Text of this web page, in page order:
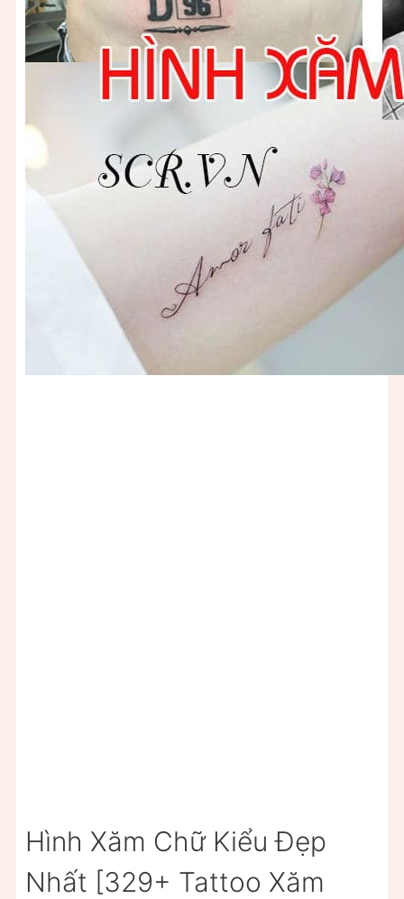
Hình Xăm Chữ Kiểu Đẹp
Nhất [329+ Tattoo Xăm